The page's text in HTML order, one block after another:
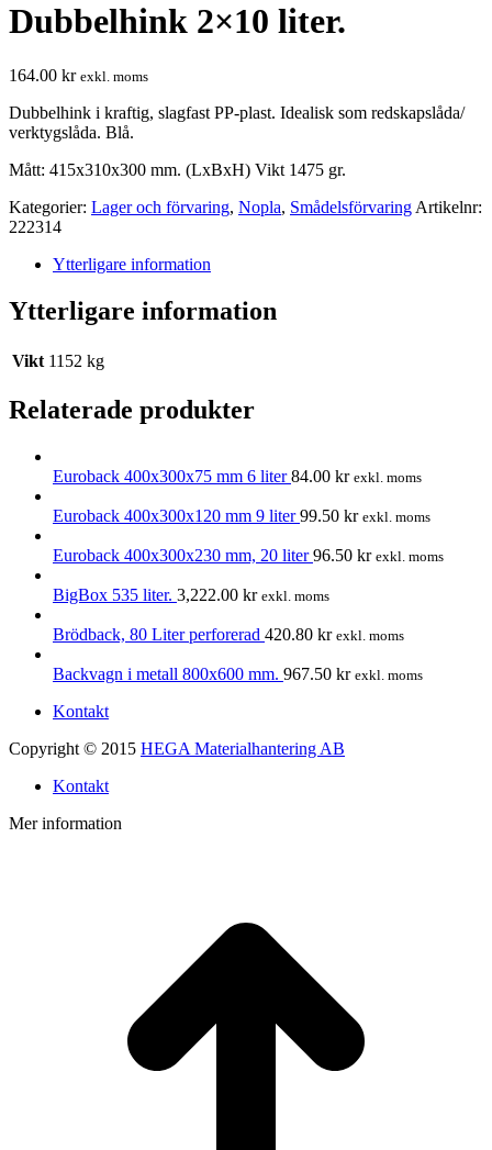
Dubbelhink 2×10 liter.
164.00 kr exkl. moms
Dubbelhink i kraftig, slagfast PP-plast. Idealisk som redskapslåda/
verktygslåda. Blå.
Mått: 415x310x300 mm. (LxBxH) Vikt 1475 gr.
Kategorier: Lager och förvaring, Nopla, Smådelsförvaring Artikelnr:
222314
Ytterligare information
Ytterligare information
Vikt 1152 kg
Relaterade produkter
Euroback 400x300x75 mm 6 liter84.00 kr exkl. moms
Euroback 400x300x120 mm 9 liter99.50 kr exkl. moms
Euroback 400x300x230 mm, 20 liter96.50 kr exkl. moms
BigBox 535 liter. 3,222.00 kr exkl. moms
Brödback, 80 Liter perforerad 420.80 kr exkl. moms
Backvagn i metall 800x600 mm. 967.50 kr exkl. moms
Kontakt
Copyright © 2015 HEGA Materialhantering AB
Kontakt
Mer information